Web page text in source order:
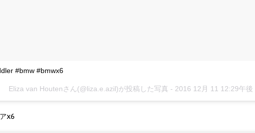
#bmw #bmwx6
Eliza van Houtenさん(@liza.e.azil)が投稿した写真 - 2016 12月 11 12:29午後
x6